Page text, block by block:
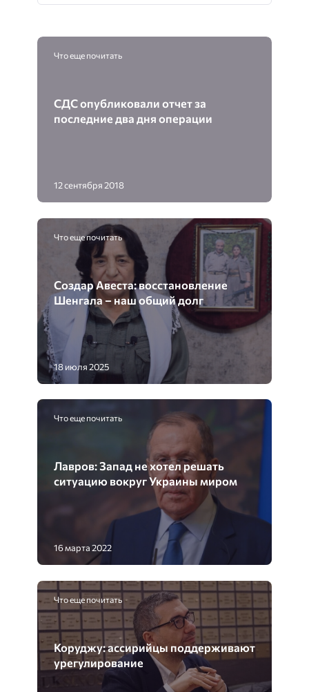
Что еще почитать
СДС опубликовали отчет за
последние два дня операции
12 сентября 2018
Что еще почитать
Создар Авеста: восстановление
Шенгала – наш общий долг
18 июля 2025
Что еще почитать
Лавров: Запад не хотел решать
ситуацию вокруг Украины миром
16 марта 2022
Что еще почитать
Коруджу: ассирийцы поддерживают
урегулирование